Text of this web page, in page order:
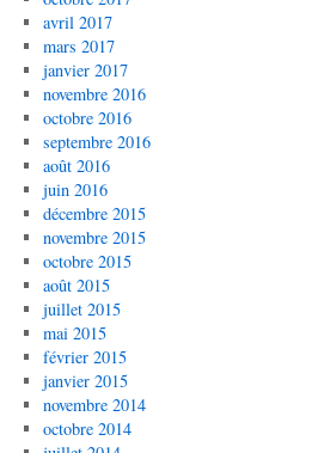
avril 2017
mars 2017
janvier 2017
novembre 2016
octobre 2016
septembre 2016
août 2016
juin 2016
décembre 2015
novembre 2015
octobre 2015
août 2015
juillet 2015
mai 2015
février 2015
janvier 2015
novembre 2014
octobre 2014